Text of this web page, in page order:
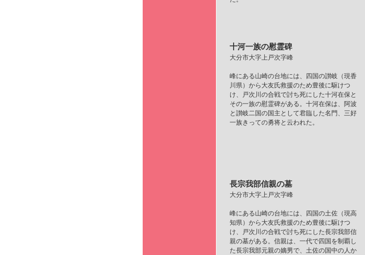
十河一族の慰霊碑
大分市大字上戸次字峰
峰にある山崎の台地には、四国の讃岐（現香
川県）から大友氏救援のため豊後に駆けつ
け、戸次川の合戦で討ち死にした十河在保と
その一族の慰霊碑がある。十河在保は、阿波
と讃岐二国の国主として君臨した名門、三好
一族きっての勇将と云われた。
長宗我部信親の墓
大分市大字上戸次字峰
峰にある山崎の台地には、四国の土佐（現高
知県）から大友氏救援のため豊後に駆けつ
け、戸次川の合戦で討ち死にした長宗我部信
親の墓がある。信親は、一代で四国を制覇し
た長宗我部元親の嫡男で、土佐の国中の人か